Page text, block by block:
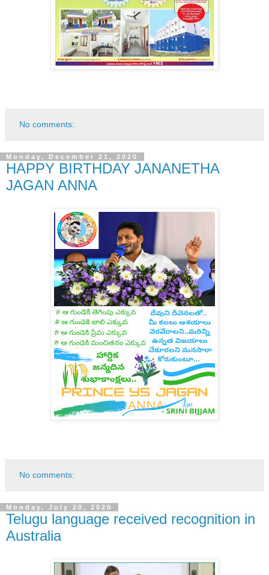
No comments:
Monday, December 21, 2020
HAPPY BIRTHDAY JANANETHA
JAGAN ANNA
No comments:
Monday, July 20, 2020
Telugu language received recognition in
Australia